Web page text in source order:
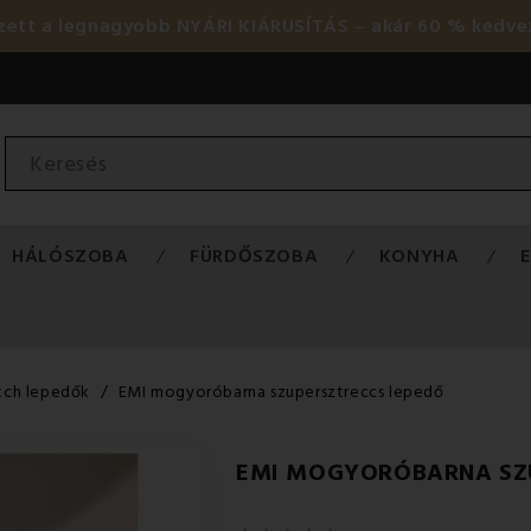
a legnagyobb NYÁRI KIÁRUSÍTÁS – akár 60 %
HÁLÓSZOBA FÜRDŐSZOBA KONYHA
lepedők EMI mogyoróbarna szupersztreccs lepedő
EMI MOGYORÓBARNA